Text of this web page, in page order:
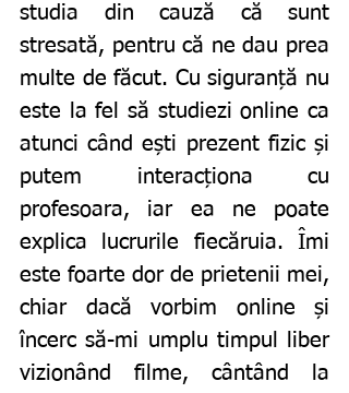
studia din cauză că sunt
stresată, pentru că ne dau prea
multe de făcut. Cu siguranță nu
este la fel să studiezi online ca
atunci când ești prezent fizic și
putem interacționa cu
profesoara, iar ea ne poate
explica lucrurile fiecăruia. Îmi
este foarte dor de prietenii mei,
chiar dacă vorbim online și
încerc să-mi umplu timpul liber
vizionând filme, cântând la